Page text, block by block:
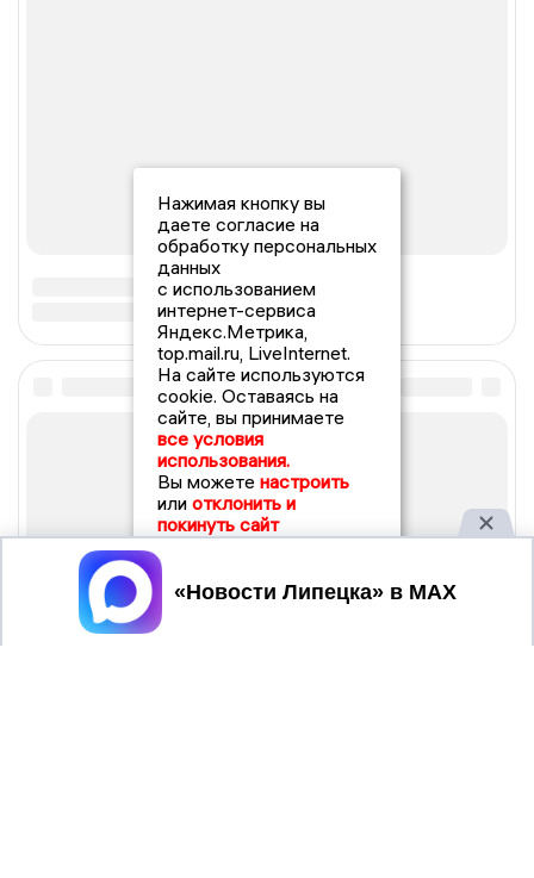
Нажимая кнопку вы
даете согласие на
обработку персональных
данных
с использованием
интернет-сервиса
Яндекс.Метрика,
top.mail.ru, LiveInternet.
На сайте используются
cookie. Оставаясь на
сайте, вы принимаете
все условия
использования.
Вы можете настроить
или отклонить и
покинуть сайт
Принять